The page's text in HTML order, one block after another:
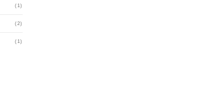
(1)
(2)
(1)